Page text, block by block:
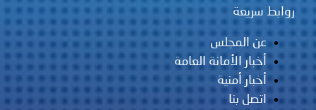
روابط سريعة
عن المجلس
أخبار الأمانة العامة
أخبار أمنية
اتصل بنا